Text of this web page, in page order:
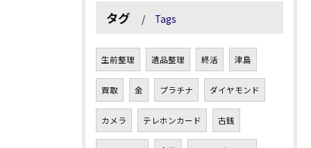
タグ Tags
生前整理 遺品整理 終活 津島
買取 金 プラチナ ダイヤモンド
カメラ テレホンカード 古銭